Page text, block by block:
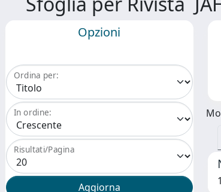
Opzioni
Ordina per:
In ordine:
Risultati/Pagina